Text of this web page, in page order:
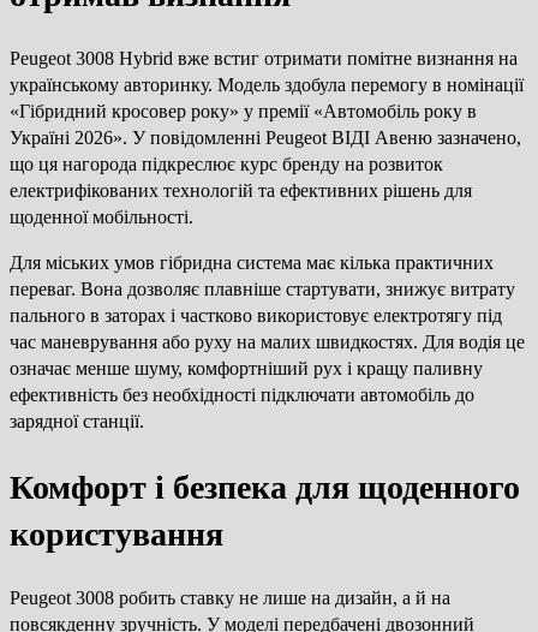
Peugeot 3008 Hybrid вже встиг отримати помітне визнання на
українському авторинку. Модель здобула перемогу в номінації
«Гібридний кросовер року» у премії «Автомобіль року в
Україні 2026». У повідомленні Peugeot ВІДІ Авеню зазначено,
що ця нагорода підкреслює курс бренду на розвиток
електрифікованих технологій та ефективних рішень для
щоденної мобільності.
Для міських умов гібридна система має кілька практичних
переваг. Вона дозволяє плавніше стартувати, знижує витрату
пального в заторах і частково використовує електротягу під
час маневрування або руху на малих швидкостях. Для водія це
означає менше шуму, комфортніший рух і кращу паливну
ефективність без необхідності підключати автомобіль до
зарядної станції.
Комфорт і безпека для щоденного
користування
Peugeot 3008 робить ставку не лише на дизайн, а й на
повсякденну зручність. У моделі передбачені двозонний